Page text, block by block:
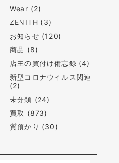
Wear (2)
ZENITH (3)
お知らせ (120)
商品 (8)
店主の買付け備忘録 (4)
新型コロナウイルス関連
(2)
未分類 (24)
買取 (873)
質預かり (30)